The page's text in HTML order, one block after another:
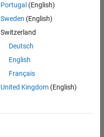
Portugal (English)
Sweden (English)
Switzerland
Deutsch
English
Français
United Kingdom(English)